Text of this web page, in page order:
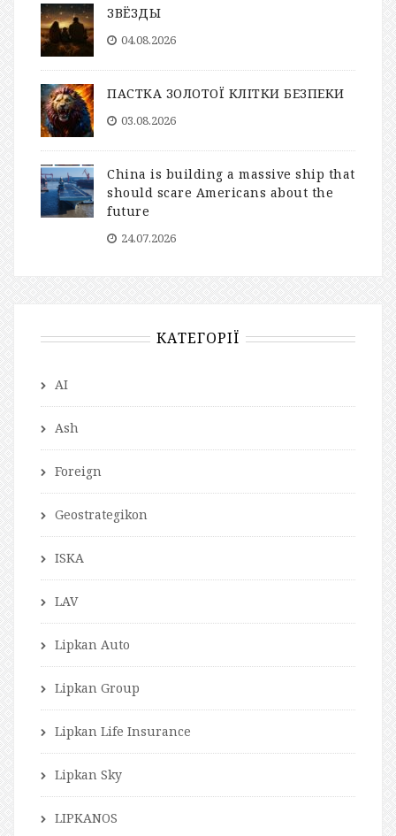
ЗВЁЗДЫ
04.08.2026
ПАСТКА ЗОЛОТОЇ КЛІТКИ БЕЗПЕКИ
03.08.2026
China is building a massive ship that
should scare Americans about the
future
24.07.2026
КАТЕГОРІЇ
AI
Ash
Foreign
Geostrategikon
ISKA
LAV
Lipkan Auto
Lipkan Group
Lipkan Life Insurance
Lipkan Sky
LIPKANOS